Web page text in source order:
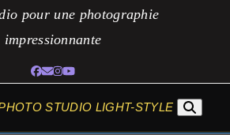
pour une photographie
impressionnante
Facebook
Adresse
électronique
Instagram
YouTube
STUDIO LIGHT-STYLE